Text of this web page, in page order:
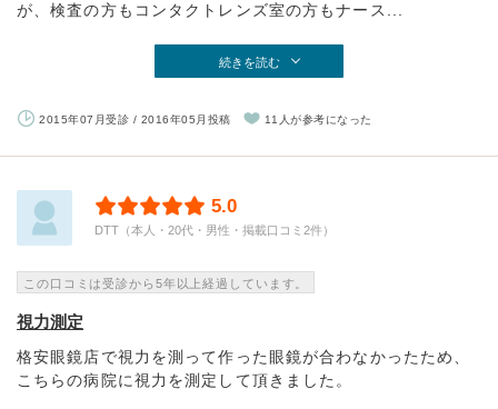
が、検査の方もコンタクトレンズ室の方もナース...
続きを読む
2015年07月受診 / 2016年05月投稿 11人が参考になった
5.0
DTT（本人・20代・男性・掲載口コミ2件）
この口コミは受診から5年以上経過しています。
視力測定
格安眼鏡店で視力を測って作った眼鏡が合わなかったため、
こちらの病院に視力を測定して頂きました。